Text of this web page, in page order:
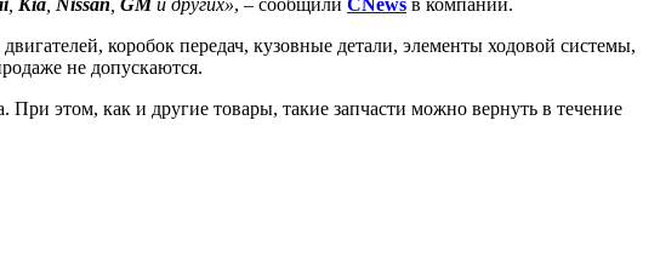
коробок передач, кузовные детали, элементы ходовой системы,
не допускаются.
этом, как и другие товары, такие запчасти можно вернуть в течение